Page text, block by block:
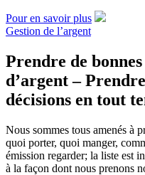
Pour en savoir plus
Gestion de l’argent
Prendre de
d’argent –
décisions en tout
Nous sommes tous amenés à
quoi porter, quoi manger,
émission regarder; la liste est
à la façon dont nous prenons